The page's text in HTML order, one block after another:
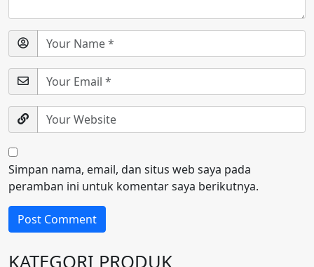
Simpan nama, email, dan situs web saya pada
peramban ini untuk komentar saya berikutnya.
KATEGORI PRODUK